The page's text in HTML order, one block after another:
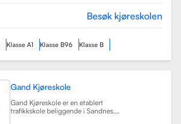
Besøk kjøreskolen
Klasse A1 Klasse B96 Klasse B
Gand Kjøreskole
Gand Kjøreskole er en etablert
trafikkskole beliggende i Sandnes,